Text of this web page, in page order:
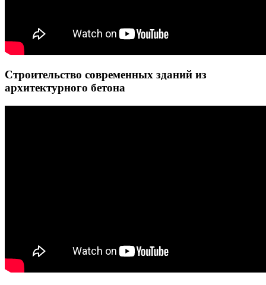
Строительство современных зданий из
архитектурного бетона